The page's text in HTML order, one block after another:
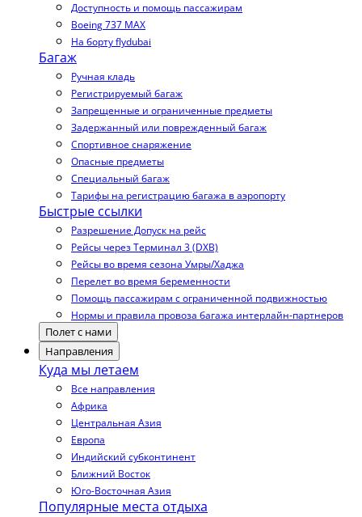
Доступность и помощь пассажирам
Boeing 737 MAX
На борту flydubai
Багаж
Ручная кладь
Регистрируемый багаж
Запрещенные и ограниченные предметы
Задержанный или поврежденный багаж
Спортивное снаряжение
Опасные предметы
Специальный багаж
Тарифы на регистрацию багажа в аэропорту
Быстрые ссылки
Разрешение Допуск на рейс
Рейсы через Терминал 3 (DXB)
Рейсы во время сезона Умры/Хаджа
Перелет во время беременности
Помощь пассажирам с ограниченной подвижностью
Нормы и правила провоза багажа интерлайн-партнеров
Полет с нами
Направления
Куда мы летаем
Все направления
Африка
Центральная Азия
Европа
Индийский субконтинент
Ближний Восток
Юго-Восточная Азия
Популярные места отдыха